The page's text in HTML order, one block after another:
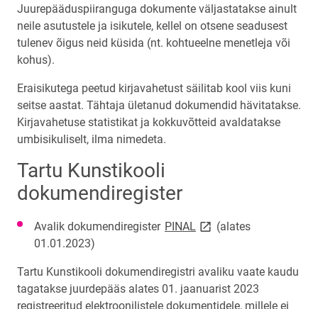
Juurepääduspiiranguga dokumente väljastatakse ainult
neile asutustele ja isikutele, kellel on otsene seadusest
tulenev õigus neid küsida (nt. kohtueelne menetleja või
kohus).
Eraisikutega peetud kirjavahetust säilitab kool viis kuni
seitse aastat. Tähtaja ületanud dokumendid hävitatakse.
Kirjavahetuse statistikat ja kokkuvõtteid avaldatakse
umbisikuliselt, ilma nimedeta.
Tartu Kunstikooli
dokumendiregister
Avalik dokumendiregister PINAL link opens on new page
(alates
01.01.2023)
Tartu Kunstikooli dokumendiregistri avaliku vaate kaudu
tagatakse juurdepääs alates 01. jaanuarist 2023
registreeritud elektroonilistele dokumentidele, millele ei